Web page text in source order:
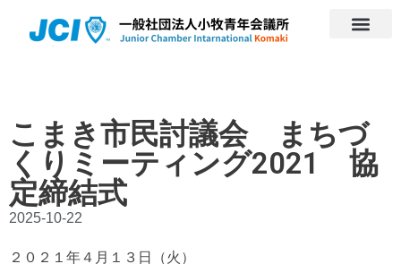
こまき市民討議会 まちづ
くりミーティング2021 協
定締結式
2025-10-22
２０２１年４月１３日（火）